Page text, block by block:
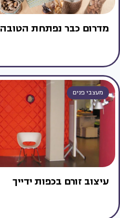
מדרום כבר נפתחת הטובה
מעצבי פנים
עיצוב זורם בכפות ידייך